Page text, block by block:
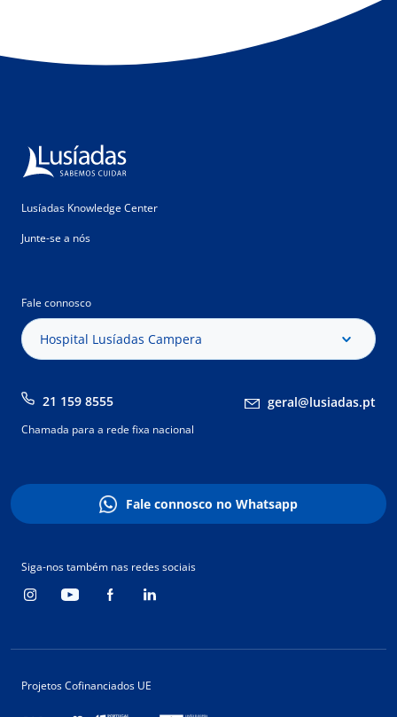
Lusíadas Knowledge Center
Junte-se a nós
Fale connosco
Hospital Lusíadas Campera
21 159 8555 geral@lusiadas.pt
Chamada para a rede fixa nacional
Fale connosco no Whatsapp
Siga-nos também nas redes sociais
Projetos Cofinanciados UE